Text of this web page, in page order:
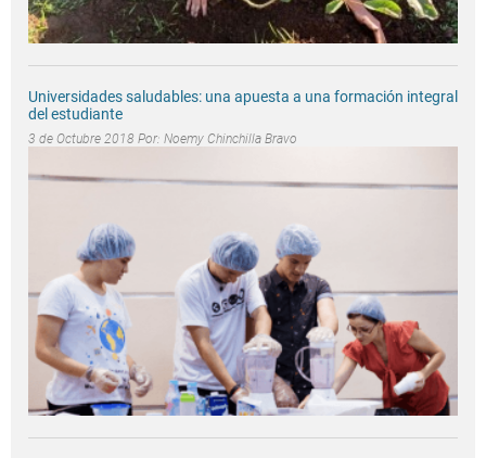
Universidades saludables: una apuesta a una formación integral
del estudiante
3 de Octubre 2018 Por: Noemy Chinchilla Bravo